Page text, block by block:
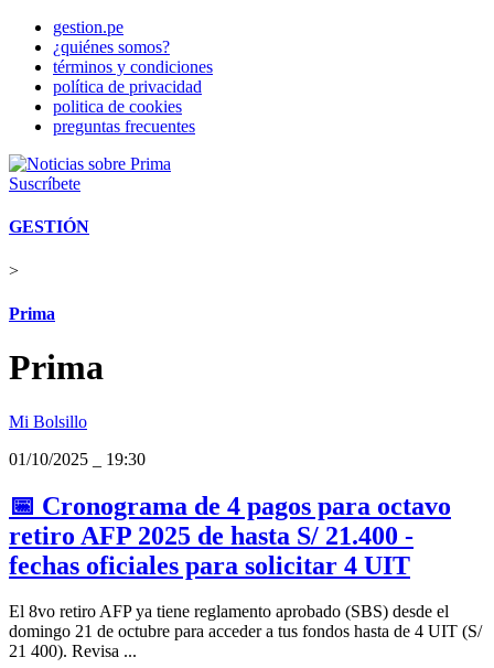
gestion.pe
¿quiénes somos?
términos y condiciones
política de privacidad
politica de cookies
preguntas frecuentes
Suscríbete
GESTIÓN
>
Prima
Prima
Mi Bolsillo
01/10/2025
19:30
📅 Cronograma de 4 pagos para octavo
retiro AFP 2025 de hasta S/ 21.400 -
fechas oficiales para solicitar 4 UIT
El 8vo retiro AFP ya tiene reglamento aprobado (SBS) desde el
domingo 21 de octubre para acceder a tus fondos hasta de 4 UIT (S/
21 400). Revisa ...